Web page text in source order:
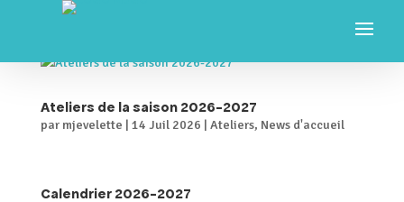
Ateliers de la saison 2026-2027
par mjevelette | 14 Juil 2026 | Ateliers, News d'accueil
Calendrier 2026-2027